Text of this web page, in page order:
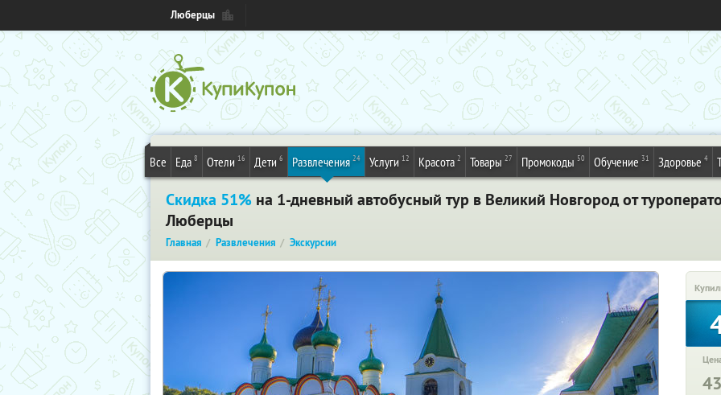
Люберцы
Все Еда 8 Отели 16 Дети 6 Развлечения 24 Услуги 12 Красота 2 Товары 27 Промокоды 50 Обучение 31 Здоровье 4
Скидка 51% на 1-дневный автобусный тур в Великий Новгород от
Люберцы
Главная Развлечения Экскурсии